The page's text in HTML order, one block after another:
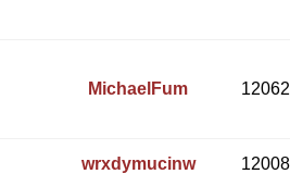
MichaelFum 12062
wrxdymucinw 12008